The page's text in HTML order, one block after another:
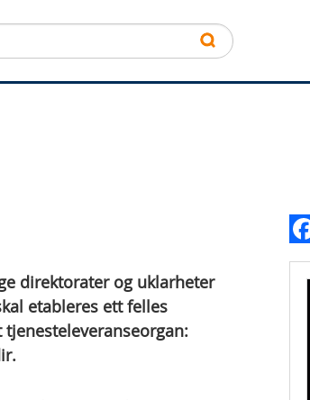
direktorater og uklarheter
etableres ett felles